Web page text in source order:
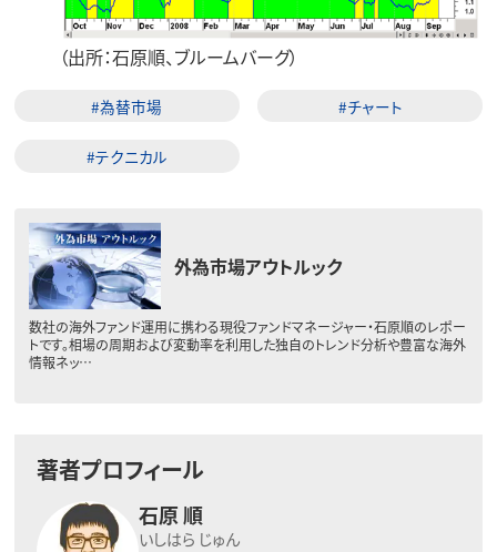
（出所：石原順、ブルームバーグ）
#為替市場 #チャート
#テクニカル
外為市場アウトルック
数社の海外ファンド運用に携わる現役ファンドマネージャー・石原順のレポー
トです。相場の周期および変動率を利用した独自のトレンド分析や豊富な海外
情報ネッ…
著者プロフィール
石原 順
いしはら じゅん